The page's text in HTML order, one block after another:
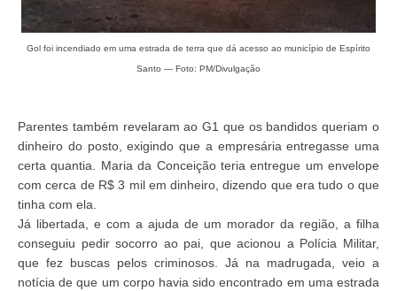
Gol foi incendiado em uma estrada de terra que dá acesso ao município de Espírito
Santo — Foto: PM/Divulgação
Parentes também revelaram ao G1 que os bandidos queriam o
dinheiro do posto, exigindo que a empresária entregasse uma
certa quantia. Maria da Conceição teria entregue um envelope
com cerca de R$ 3 mil em dinheiro, dizendo que era tudo o que
tinha com ela.
Já libertada, e com a ajuda de um morador da região, a filha
conseguiu pedir socorro ao pai, que acionou a Polícia Militar,
que fez buscas pelos criminosos. Já na madrugada, veio a
notícia de que um corpo havia sido encontrado em uma estrada